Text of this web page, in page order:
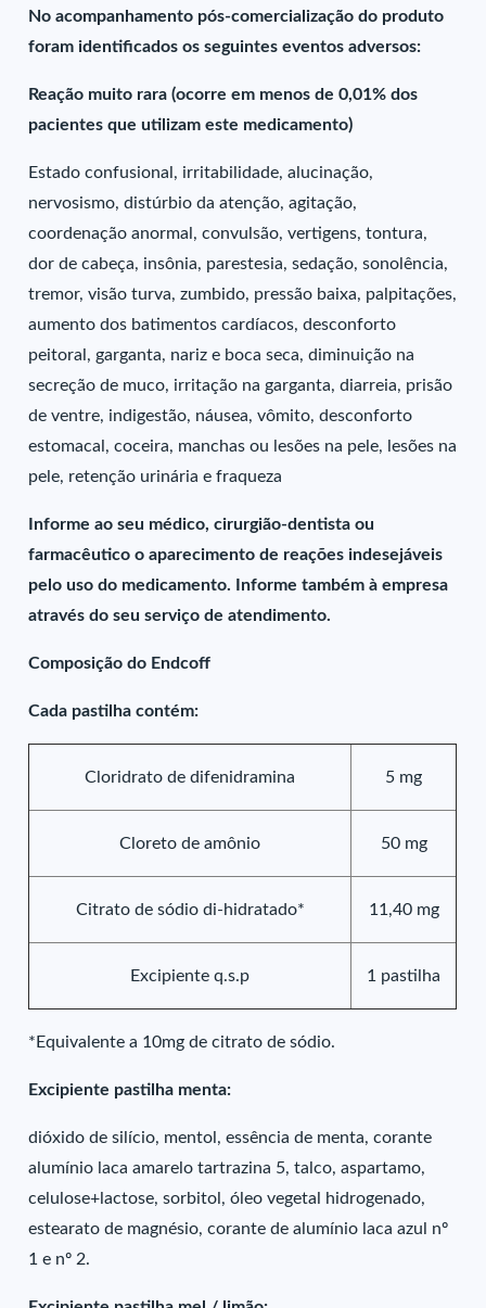
No acompanhamento pós-comercialização do produto
foram identificados os seguintes eventos adversos:
Reação muito rara (ocorre em menos de 0,01% dos
pacientes que utilizam este medicamento)
Estado confusional, irritabilidade, alucinação,
nervosismo, distúrbio da atenção, agitação,
coordenação anormal, convulsão, vertigens, tontura,
dor de cabeça, insônia, parestesia, sedação, sonolência,
tremor, visão turva, zumbido, pressão baixa, palpitações,
aumento dos batimentos cardíacos, desconforto
peitoral, garganta, nariz e boca seca, diminuição na
secreção de muco, irritação na garganta, diarreia, prisão
de ventre, indigestão, náusea, vômito, desconforto
estomacal, coceira, manchas ou lesões na pele, lesões na
pele, retenção urinária e fraqueza
Informe ao seu médico, cirurgião-dentista ou
farmacêutico o aparecimento de reações indesejáveis
pelo uso do medicamento. Informe também à empresa
através do seu serviço de atendimento.
Composição do Endcoff
Cada pastilha contém:
Cloridrato de difenidramina 5 mg
Cloreto de amônio 50 mg
Citrato de sódio di-hidratado* 11,40 mg
Excipiente q.s.p 1 pastilha
*Equivalente a 10mg de citrato de sódio.
Excipiente pastilha menta:
dióxido de silício, mentol, essência de menta, corante
alumínio laca amarelo tartrazina 5, talco, aspartamo,
celulose+lactose, sorbitol, óleo vegetal hidrogenado,
estearato de magnésio, corante de alumínio laca azul nº
1 e nº 2.